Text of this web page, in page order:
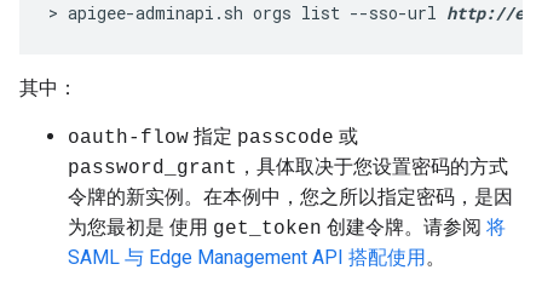
> apigee-adminapi.sh orgs list --sso-url http://
其中：
oauth-flow 指定 passcode 或
password_grant ，具体取决于您设置密码的方式
令牌的新实例。在本例中，您之所以指定密码 ，是因
为您最初是 使用 get_token 创建令牌。请参阅 将
SAML 与 Edge Management API 搭配使用。